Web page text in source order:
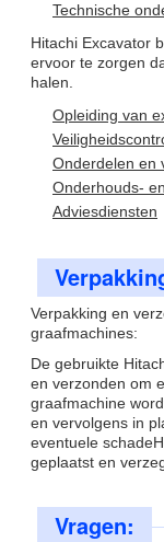
Technische
Hitachi Excavator
ervoor te zorgen
halen.
Opleiding van
Onderdelen en
Onderhouds-
Adviesdiensten
Verpakking en
graafmachines:
De gebruikte
en verzonden om
graafmachine
en vervolgens in
eventuele
geplaatst en
Vragen: